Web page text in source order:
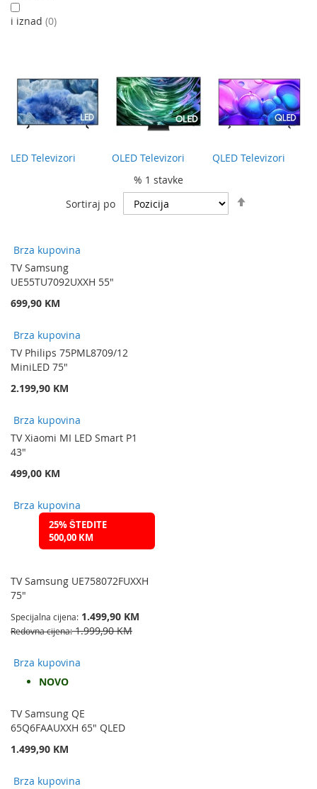
LED Televizori OLED Televizori
QLED Televizori
% 1 stavke
Sortiraj po
Brza kupovina
TV Samsung
UE55TU7092UXXH 55"
699,90 KM
Brza kupovina
TV Philips 75PML8709/12
MiniLED 75"
2.199,90 KM
Brza kupovina
TV Xiaomi MI LED Smart P1
43"
499,00 KM
Brza kupovina
25% ŠTEDITE
500,00 KM
TV Samsung UE758072FUXXH
75"
Specijalna cijena 1.499,90 KM
Redovna cijena 1.999,90 KM
Brza kupovina
NOVO
TV Samsung QE
65Q6FAAUXXH 65" QLED
1.499,90 KM
Brza kupovina
i iznad 0